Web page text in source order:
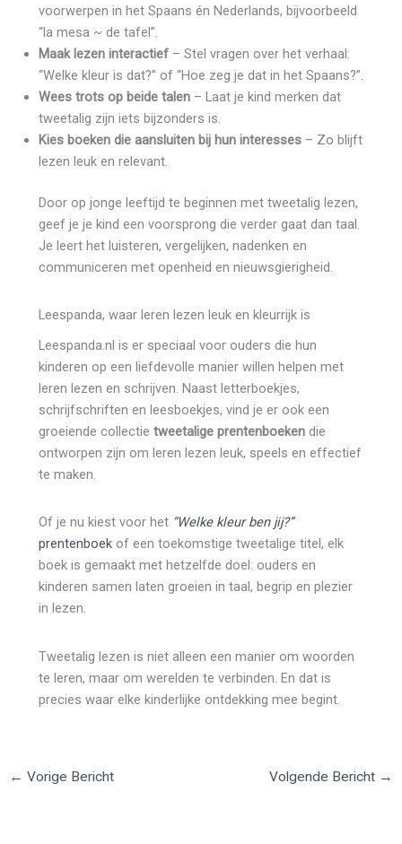
voorwerpen in het Spaans én Nederlands, bijvoorbeeld
“la mesa ~ de tafel”.
Maak lezen interactief– Stel vragen over het verhaal:
“Welke kleur is dat?” of “Hoe zeg je dat in het Spaans?”.
Wees trots op beide talen– Laat je kind merken dat
tweetalig zijn iets bijzonders is.
Kies boeken die aansluiten bij hun interesses– Zo blijft
lezen leuk en relevant.
Door op jonge leeftijd te beginnen met tweetalig lezen,
geef je je kind een voorsprong die verder gaat dan taal.
Je leert het luisteren, vergelijken, nadenken en
communiceren met openheid en nieuwsgierigheid.
Leespanda, waar leren lezen leuk en kleurrijk is
Leespanda.nl is er speciaal voor ouders die hun
kinderen op een liefdevolle manier willen helpen met
leren lezen en schrijven. Naast letterboekjes,
schrijfschriften en leesboekjes, vind je er ook een
groeiende collectie tweetalige prentenboekendie
ontworpen zijn om leren lezen leuk, speels en effectief
te maken.
Of je nu kiest voor het “Welke kleur ben jij?”
prentenboekof een toekomstige tweetalige titel, elk
boek is gemaakt met hetzelfde doel: ouders en
kinderen samen laten groeien in taal, begrip en plezier
in lezen.
Tweetalig lezen is niet alleen een manier om woorden
te leren, maar om werelden te verbinden. En dat is
precies waar elke kinderlijke ontdekking mee begint.
← Vorige Bericht Volgende Bericht →